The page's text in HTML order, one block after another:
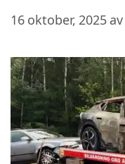
16 oktober, 2025 av